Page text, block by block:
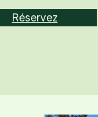
Réservez